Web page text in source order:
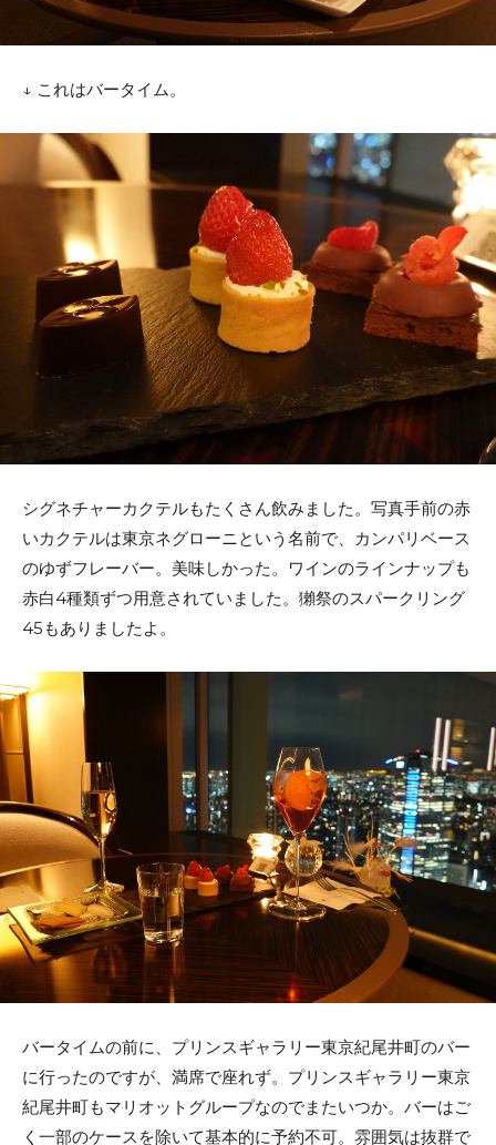
↓ これはバータイム。
シグネチャーカクテルもたくさん飲みました。写真手前の赤
いカクテルは東京ネグローニという名前で、カンパリベース
のゆずフレーバー。美味しかった。ワインのラインナップも
赤白4種類ずつ用意されていました。獺祭のスパークリング
45もありましたよ。
バータイムの前に、プリンスギャラリー東京紀尾井町のバー
に行ったのですが、満席で座れず。プリンスギャラリー東京
紀尾井町もマリオットグループなのでまたいつか。バーはご
く一部のケースを除いて基本的に予約不可。雰囲気は抜群で